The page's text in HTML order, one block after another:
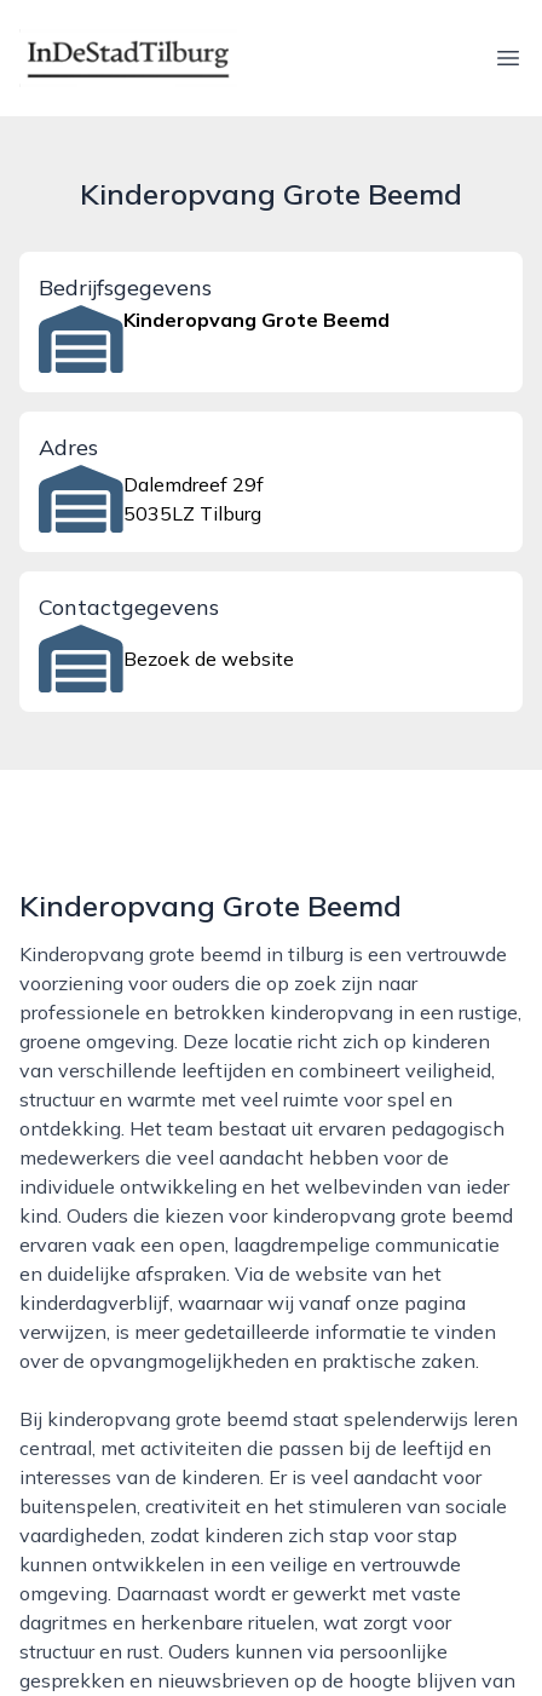
indestadtilburg.nl
Kinderopvang Grote Beemd
Bedrijfsgegevens
Kinderopvang Grote Beemd
Adres
Dalemdreef 29f
5035LZ Tilburg
Contactgegevens
Bezoek de website
Kinderopvang Grote Beemd
Kinderopvang grote beemd in tilburg is een vertrouwde
voorziening voor ouders die op zoek zijn naar
professionele en betrokken kinderopvang in een rustige,
groene omgeving. Deze locatie richt zich op kinderen
van verschillende leeftijden en combineert veiligheid,
structuur en warmte met veel ruimte voor spel en
ontdekking. Het team bestaat uit ervaren pedagogisch
medewerkers die veel aandacht hebben voor de
individuele ontwikkeling en het welbevinden van ieder
kind. Ouders die kiezen voor kinderopvang grote beemd
ervaren vaak een open, laagdrempelige communicatie
en duidelijke afspraken. Via de website van het
kinderdagverblijf, waarnaar wij vanaf onze pagina
verwijzen, is meer gedetailleerde informatie te vinden
over de opvangmogelijkheden en praktische zaken.
Bij kinderopvang grote beemd staat spelenderwijs leren
centraal, met activiteiten die passen bij de leeftijd en
interesses van de kinderen. Er is veel aandacht voor
buitenspelen, creativiteit en het stimuleren van sociale
vaardigheden, zodat kinderen zich stap voor stap
kunnen ontwikkelen in een veilige en vertrouwde
omgeving. Daarnaast wordt er gewerkt met vaste
dagritmes en herkenbare rituelen, wat zorgt voor
structuur en rust. Ouders kunnen via persoonlijke
gesprekken en nieuwsbrieven op de hoogte blijven van